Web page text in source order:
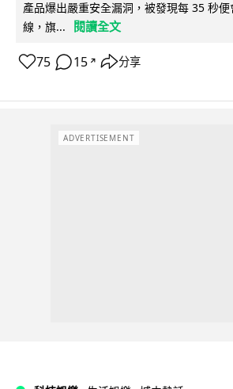
產品爆出嚴重安全漏洞，被發現每 35 秒
線，旗...
閱讀全文
75 15 ↗ 分享
ADVERTISEMENT